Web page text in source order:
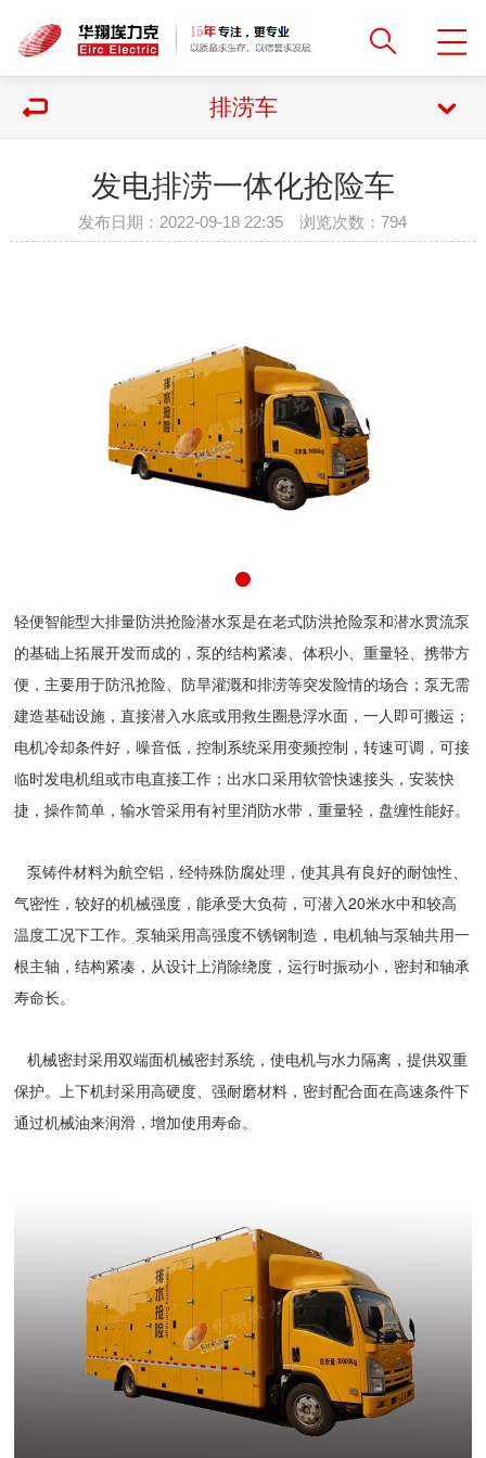
排涝车
发电排涝一体化抢险车
发布日期：2022-09-18 22:35 浏览次数：794
轻便智能型大排量防洪抢险潜水泵是在老式防洪抢险泵和潜水贯流泵
的基础上拓展开发而成的，泵的结构紧凑、体积小、重量轻、携带方
便，主要用于防汛抢险、防旱灌溉和排涝等突发险情的场合；泵无需
建造基础设施，直接潜入水底或用救生圈悬浮水面，一人即可搬运；
电机冷却条件好，噪音低，控制系统采用变频控制，转速可调，可接
临时发电机组或市电直接工作；出水口采用软管快速接头，安装快
捷，操作简单，输水管采用有衬里消防水带，重量轻，盘缠性能好。
泵铸件材料为航空铝，经特殊防腐处理，使其具有良好的耐蚀性、
气密性，较好的机械强度，能承受大负荷，可潜入20米水中和较高
温度工况下工作。泵轴采用高强度不锈钢制造，电机轴与泵轴共用一
根主轴，结构紧凑，从设计上消除绕度，运行时振动小，密封和轴承
寿命长。
机械密封采用双端面机械密封系统，使电机与水力隔离，提供双重
保护。上下机封采用高硬度、强耐磨材料，密封配合面在高速条件下
通过机械油来润滑，增加使用寿命。